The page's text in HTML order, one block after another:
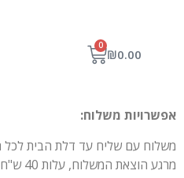
₪0.00
0
אפשרויות משלוח:
משלוח עם שליח עד דלת הבית
מרגע הוצאת המשלוח, עלות 40 ש"ח.